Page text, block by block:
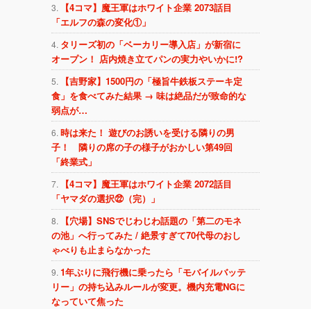
【4コマ】魔王軍はホワイト企業 2073話目
「エルフの森の変化①」
タリーズ初の「ベーカリー導入店」が新宿に
オープン！ 店内焼き立てパンの実力やいかに!?
【吉野家】1500円の「極旨牛鉄板ステーキ定
食」を食べてみた結果 → 味は絶品だが致命的な
弱点が…
時は来た！ 遊びのお誘いを受ける隣りの男
子！ 隣りの席の子の様子がおかしい第49回
「終業式」
【4コマ】魔王軍はホワイト企業 2072話目
「ヤマダの選択㉒（完）」
【穴場】SNSでじわじわ話題の「第二のモネ
の池」へ行ってみた / 絶景すぎて70代母のおし
ゃべりも止まらなかった
1年ぶりに飛行機に乗ったら「モバイルバッテ
リー」の持ち込みルールが変更。機内充電NGに
なっていて焦った